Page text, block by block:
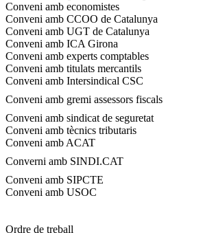
Conveni amb economistes
Conveni amb CCOO de Catalunya
Conveni amb UGT de Catalunya
Conveni amb ICA Girona
Conveni amb experts comptables
Conveni amb titulats mercantils
Conveni amb Intersindical CSC
Conveni amb gremi assessors fiscals
Conveni amb sindicat de seguretat
Conveni amb tècnics tributaris
Conveni amb ACAT
Converni amb SINDI.CAT
Conveni amb SIPCTE
Conveni amb USOC
Ordre de treball